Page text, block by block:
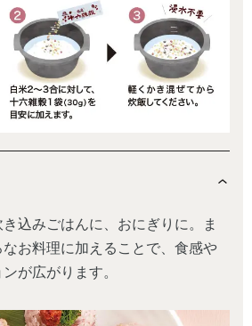
込みごはんに、おにぎりに。ま
お料理に加えることで、食感や
が広がります。